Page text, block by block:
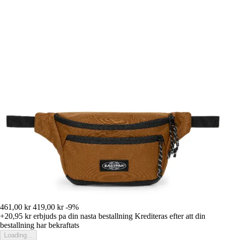
461,00 kr 419,00 kr -9%
+20,95 krerbjuds pa din nasta bestallning Krediteras efter att din
bestallning har bekraftats
Loading...